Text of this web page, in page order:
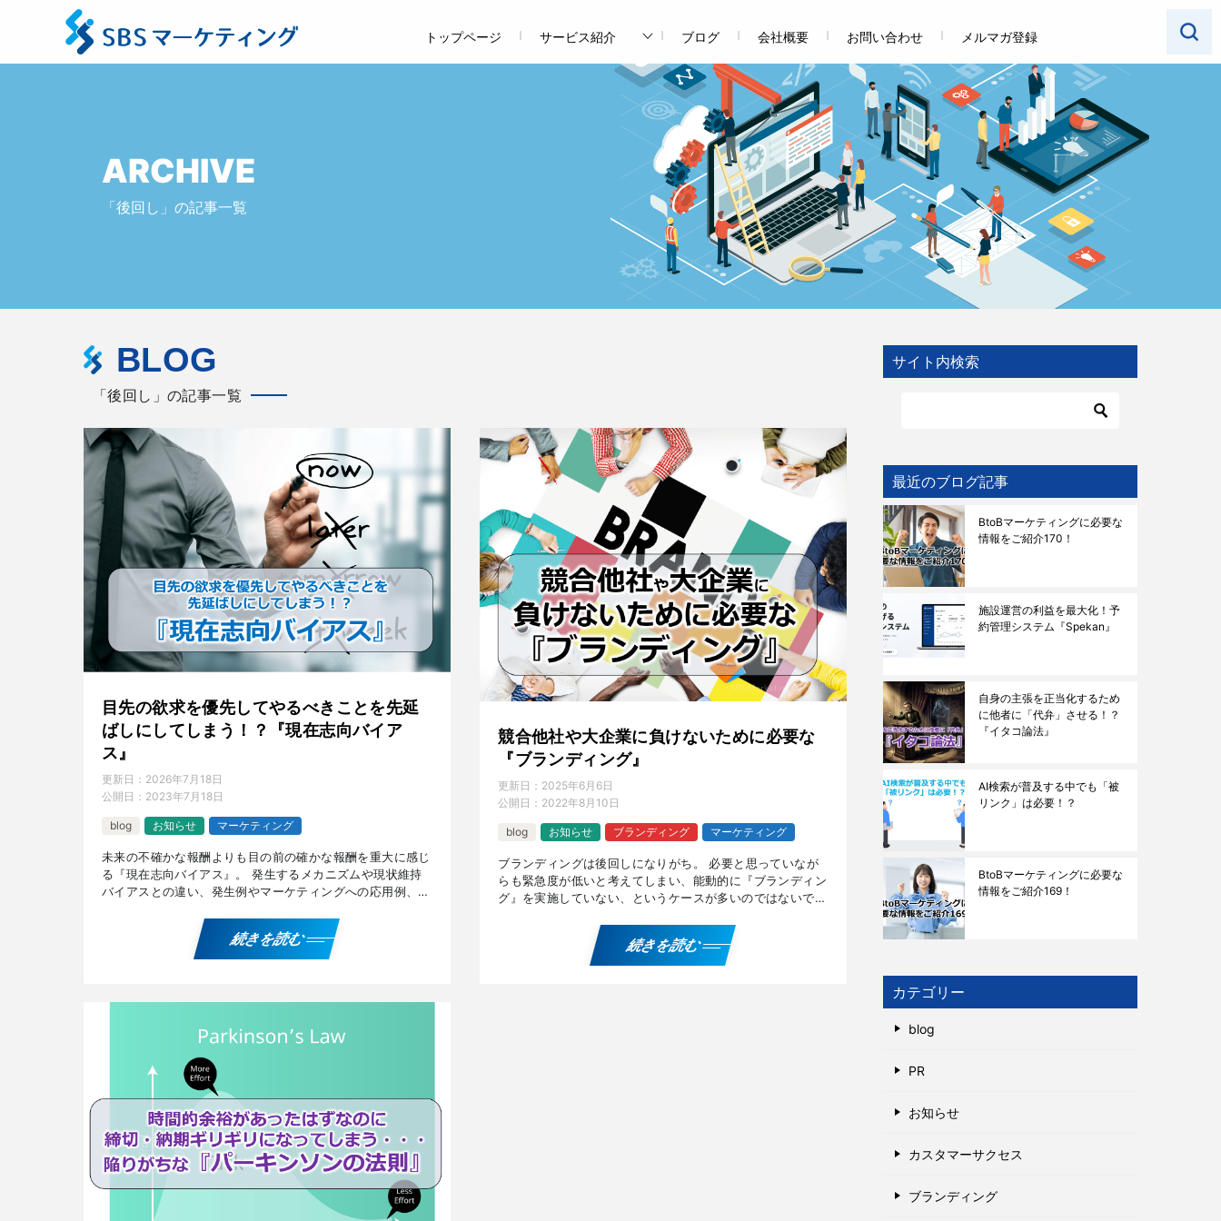
トップページ サービス紹介 ブログ 会社概要 お問い合わせ メルマガ登録
ARCHIVE
「後回し」の記事一覧
BLOG
「後回し」の記事一覧
目先の欲求を優先してやるべきことを先延
ばしにしてしまう！？『現在志向バイア
ス』
更新日： 2026年7月18日
公開日： 2023年7月18日
blog お知らせ マーケティング
未来の不確かな報酬よりも目の前の確かな報酬を重大に感じ
る『現在志向バイアス』。 発生するメカニズムや現状維持
バイアスとの違い、発生例やマーケティングへの応用例、発
続きを読む
競合他社や大企業に負けないために必要な
『ブランディング』
更新日： 2025年6月6日
公開日： 2022年8月10日
blog お知らせ ブランディング マーケティング
ブランディングは後回しになりがち。 必要と思っていなが
らも緊急度が低いと考えてしまい、能動的に『ブランディン
グ』を実施していない、というケースが多いのではないでし
続きを読む
サイト内検索
最近のブログ記事
BtoBマーケティングに必要な
情報をご紹介170！
施設運営の利益を最大化！予
約管理システム『Spekan』
自身の主張を正当化するため
に他者に「代弁」させる！？
『イタコ論法』
AI検索が普及する中でも「被
リンク」は必要！？
BtoBマーケティングに必要な
情報をご紹介169！
カテゴリー
blog
PR
お知らせ
カスタマーサクセス
ブランディング